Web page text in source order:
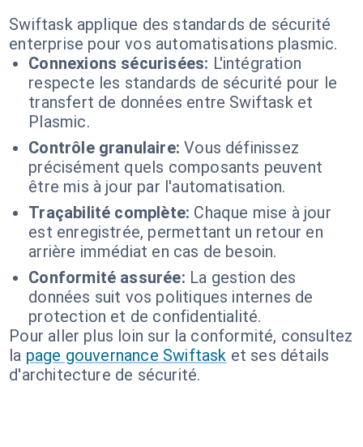
Swiftask applique des standards de sécurité
enterprise pour vos automatisations plasmic.
Connexions sécurisées: L'intégration
respecte les standards de sécurité pour le
transfert de données entre Swiftask et
Plasmic.
Contrôle granulaire: Vous définissez
précisément quels composants peuvent
être mis à jour par l'automatisation.
Traçabilité complète: Chaque mise à jour
est enregistrée, permettant un retour en
arrière immédiat en cas de besoin.
Conformité assurée: La gestion des
données suit vos politiques internes de
protection et de confidentialité.
Pour aller plus loin sur la conformité, consultez
la page gouvernance Swiftask et ses détails
d'architecture de sécurité.